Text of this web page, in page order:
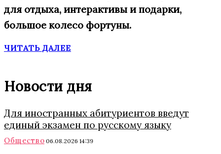
для отдыха, интерактивы и подарки,
большое колесо фортуны.
ЧИТАТЬ ДАЛЕЕ
Новости дня
Для иностранных абитуриентов введут
единый экзамен по русскому языку
Общество 06.08.2026 14:39